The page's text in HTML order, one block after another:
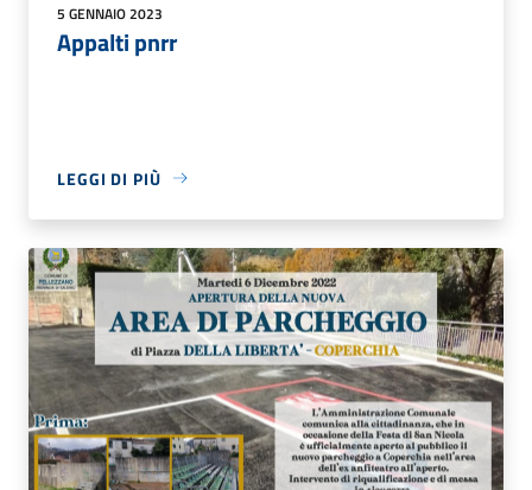
5 GENNAIO 2023
Appalti pnrr
LEGGI DI PIÙ